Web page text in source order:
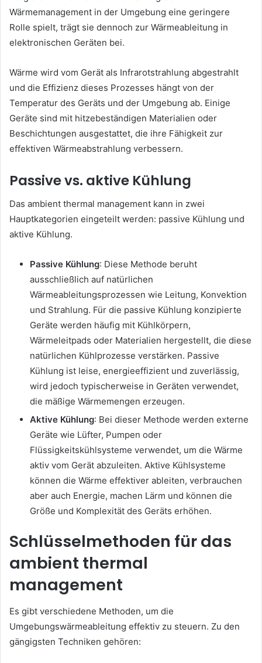
Wärmemanagement in der Umgebung eine geringere
Rolle spielt, trägt sie dennoch zur Wärmeableitung in
elektronischen Geräten bei.
Wärme wird vom Gerät als Infrarotstrahlung abgestrahlt
und die Effizienz dieses Prozesses hängt von der
Temperatur des Geräts und der Umgebung ab. Einige
Geräte sind mit hitzebeständigen Materialien oder
Beschichtungen ausgestattet, die ihre Fähigkeit zur
effektiven Wärmeabstrahlung verbessern.
Passive vs. aktive Kühlung
Das ambient thermal management kann in zwei
Hauptkategorien eingeteilt werden: passive Kühlung und
aktive Kühlung.
Passive Kühlung: Diese Methode beruht
ausschließlich auf natürlichen
Wärmeableitungsprozessen wie Leitung, Konvektion
und Strahlung. Für die passive Kühlung konzipierte
Geräte werden häufig mit Kühlkörpern,
Wärmeleitpads oder Materialien hergestellt, die diese
natürlichen Kühlprozesse verstärken. Passive
Kühlung ist leise, energieeffizient und zuverlässig,
wird jedoch typischerweise in Geräten verwendet,
die mäßige Wärmemengen erzeugen.
Aktive Kühlung: Bei dieser Methode werden externe
Geräte wie Lüfter, Pumpen oder
Flüssigkeitskühlsysteme verwendet, um die Wärme
aktiv vom Gerät abzuleiten. Aktive Kühlsysteme
können die Wärme effektiver ableiten, verbrauchen
aber auch Energie, machen Lärm und können die
Größe und Komplexität des Geräts erhöhen.
Schlüsselmethoden für das
ambient thermal
management
Es gibt verschiedene Methoden, um die
Umgebungswärmeableitung effektiv zu steuern. Zu den
gängigsten Techniken gehören: